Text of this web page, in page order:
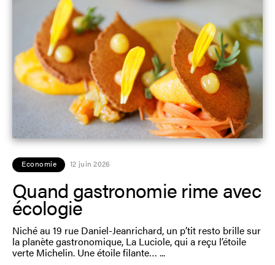
Economie 12 juin 2026
Quand gastronomie rime avec
écologie
Niché au 19 rue Daniel-Jeanrichard, un p’tit resto brille sur
la planète gastronomique, La Luciole, qui a reçu l’étoile
verte Michelin. Une étoile filante…